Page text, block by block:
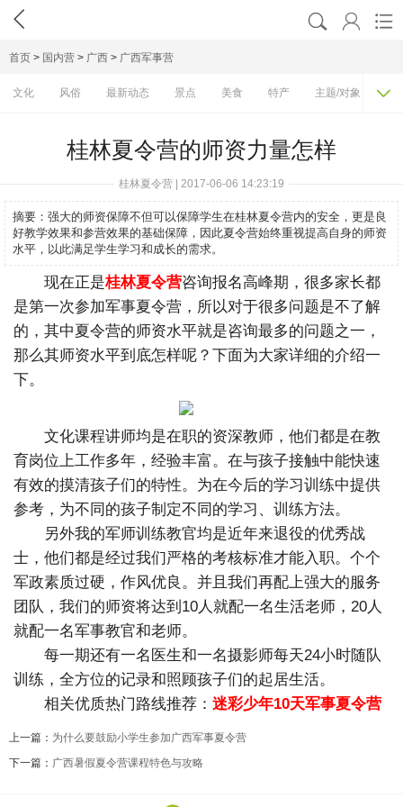
   
首页 > 国内营 > 广西 > 广西军事营
文化 风俗 最新动态 景点 美食 特产 主题/对象 费

桂林夏令营的师资力量怎样
桂林夏令营 | 2017-06-06 14:23:19
摘要： 强大的师资保障不但可以保障学生在桂林夏令营内的安全，更是良
好教学效果和参营效果的基础保障，因此夏令营始终重视提高自身的师资
水平，以此满足学生学习和成长的需求。
现在正是桂林夏令营咨询报名高峰期，很多家长都
是第一次参加军事夏令营，所以对于很多问题是不了解
的，其中夏令营的师资水平就是咨询最多的问题之一，
那么其师资水平到底怎样呢？下面为大家详细的介绍一
下。
文化课程讲师均是在职的资深教师，他们都是在教
育岗位上工作多年，经验丰富。在与孩子接触中能快速
有效的摸清孩子们的特性。为在今后的学习训练中提供
参考，为不同的孩子制定不同的学习、训练方法。
另外我的军师训练教官均是近年来退役的优秀战
士，他们都是经过我们严格的考核标准才能入职。个个
军政素质过硬，作风优良。并且我们再配上强大的服务
团队，我们的师资将达到10人就配一名生活老师，20人
就配一名军事教官和老师。
每一期还有一名医生和一名摄影师每天24小时随队
训练，全方位的记录和照顾孩子们的起居生活。
相关优质热门路线推荐： 迷彩少年10天军事夏令营
上一篇： 为什么要鼓励小学生参加广西军事夏令营
下一篇： 广西暑假夏令营课程特色与攻略